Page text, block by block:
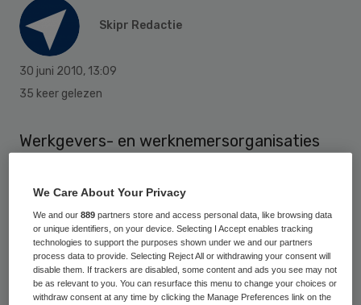
Skipr Redactie
30 juni 2010, 13:09
35 keer gelezen
Werkgevers- en werknemersorganisaties
het cao-overleg voor de VVT. Volgens ActiZ
en BTN stellen de bonden steeds nieuwe
eisen voor ze weer aan tafel willen en
volgens de vakbonden weigeren de
werkgevers een totaalbod te doen.
We Care About Your Privacy
We and our889 partners store and access personal data, like browsing data
or unique identifiers, on your device. Selecting I Accept enables tracking
technologies to support the purposes shown under we and our partners
process data to provide. Selecting Reject All or withdrawing your consent will
disable them. If trackers are disabled, some content and ads you see may not
be as relevant to you. You can resurface this menu to change your choices or
withdraw consent at any time by clicking the Manage Preferences link on the